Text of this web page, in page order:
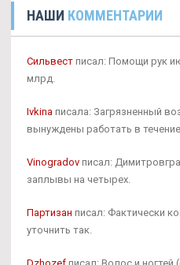
НАШИ КОММЕНТАРИИ
Сильвест писал: Помощи рук
млрд.
Ivkina писала: Загрязненный
вынуждены работать в
Vinogradov писал:
заплывы на четырех.
Партизан писал: Фактически
уточнить так.